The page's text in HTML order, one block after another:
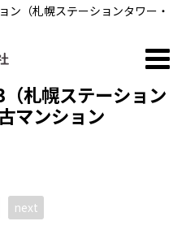
ン（札幌ステーションタワー・
札幌ステーション
マンション
next